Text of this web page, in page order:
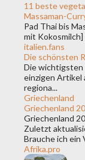
11 beste
Massaman-
Pad Thai bis
mit Kokosmilch]
italien.fans
Die schönsten
Die wichtigsten
einzigen Artikel
regiona...
Griechenland
Griechenland
Griechenland
Zuletzt
Brauche ich ein
Afrika.pro